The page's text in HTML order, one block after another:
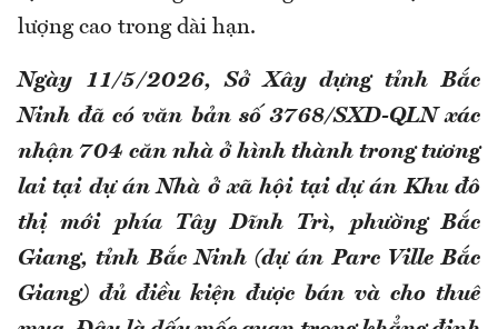
lượng cao trong dài hạn.
Ngày 11/5/2026, Sở Xây dựng tỉnh Bắc
Ninh đã có văn bản số 3768/SXD-QLN xác
nhận 704 căn nhà ở hình thành trong tương
lai tại dự án Nhà ở xã hội tại dự án Khu đô
thị mới phía Tây Dĩnh Trì, phường Bắc
Giang, tỉnh Bắc Ninh (dự án Parc Ville Bắc
Giang) đủ điều kiện được bán và cho thuê